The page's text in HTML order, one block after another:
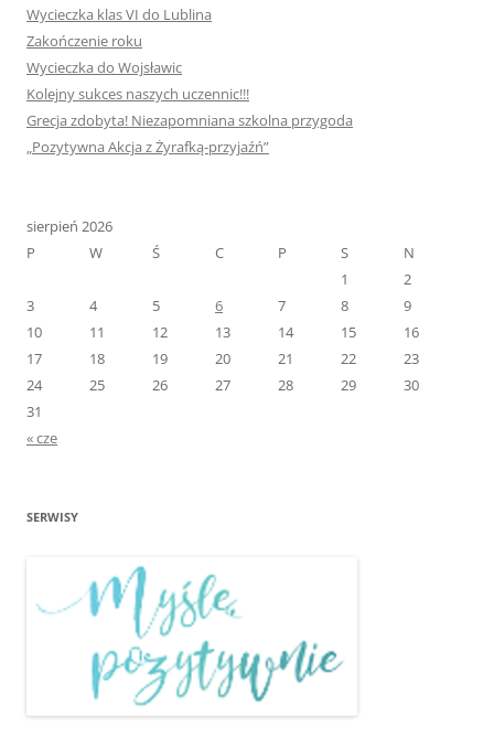
Wycieczka klas VI do Lublina
Zakończenie roku
Wycieczka do Wojsławic
Kolejny sukces naszych uczennic!!!
Grecja zdobyta! Niezapomniana szkolna przygoda
„Pozytywna Akcja z Żyrafką-przyjaźń”
sierpień 2026
P
W Ś C P S
N
1
2
3
4 5 6 7 8
9
10
11 12 13 14 15
16
17
18 19 20 21 22
23
24
25 26 27 28 29
30
31
« cze
SERWISY